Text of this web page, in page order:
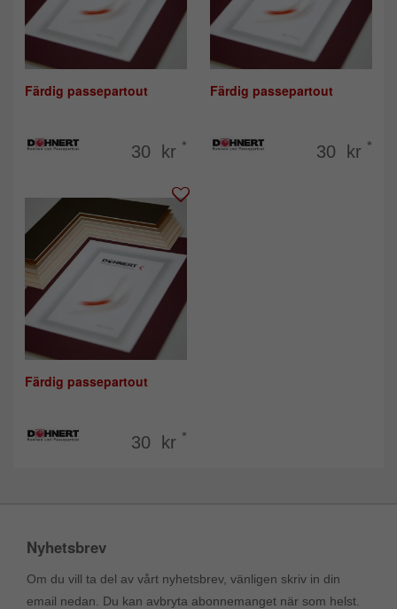
Färdig passepartout
30 kr *
Färdig passepartout
30 kr *
Färdig passepartout
30 kr *
Nyhetsbrev
Om du vill ta del av vårt nyhetsbrev, vänligen skriv in din
email nedan. Du kan avbryta abonnemanget när som helst.